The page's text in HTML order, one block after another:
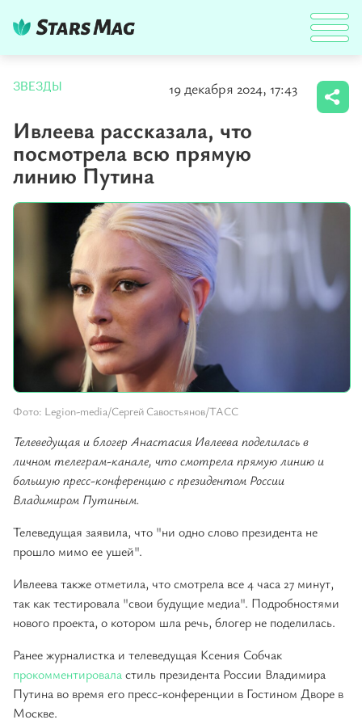
ЗВЕЗДЫ 19 декабря 2024, 17:43
Ивлеева рассказала, что
посмотрела всю прямую
линию Путина
Фото: Legion-media/Сергей Савостьянов/ТАСС
Телеведущая и блогер Анастасия Ивлеева поделилась в
личном телеграм-канале, что смотрела прямую линию и
большую пресс-конференцию с президентом России
Владимиром Путиным.
Телеведущая заявила, что "ни одно слово президента не
прошло мимо ее ушей".
Ивлеева также отметила, что смотрела все 4 часа 27 минут,
так как тестировала "свои будущие медиа". Подробностями
нового проекта, о котором шла речь, блогер не поделилась.
Ранее журналистка и телеведущая Ксения Собчак
прокомментироваластиль президента России Владимира
Путина во время его пресс-конференции в Гостином Дворе в
Москве.